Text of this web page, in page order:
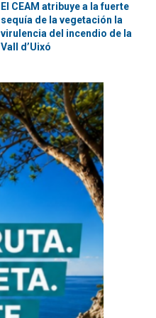
El CEAM atribuye a la fuerte
sequía de la vegetación la
virulencia del incendio de la
Vall d’Uixó